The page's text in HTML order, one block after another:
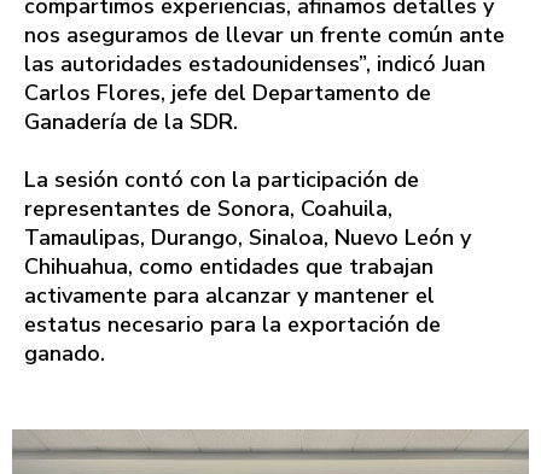
compartimos experiencias, afinamos detalles y
nos aseguramos de llevar un frente común ante
las autoridades estadounidenses”, indicó Juan
Carlos Flores, jefe del Departamento de
Ganadería de la SDR.
La sesión contó con la participación de
representantes de Sonora, Coahuila,
Tamaulipas, Durango, Sinaloa, Nuevo León y
Chihuahua, como entidades que trabajan
activamente para alcanzar y mantener el
estatus necesario para la exportación de
ganado.